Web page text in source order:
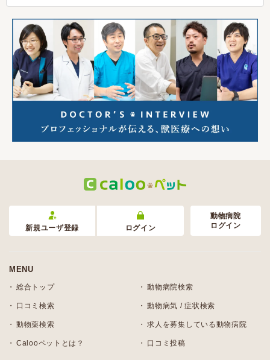
新規ユーザ登録 ログイン
動物病院
ログイン
MENU
総合トップ 動物病院検索
口コミ検索 動物病気 / 症状検索
動物薬検索 求人を募集している動物病院
Calooペットとは？ 口コミ投稿